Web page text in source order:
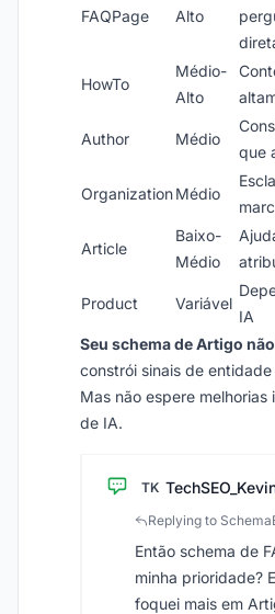
FAQPage Alto
HowTo
Médio-
Alto
Author Médio
que
OrganizationMédio
Article
Baixo-
Médio
Product Variável
IA
Seu schema de Artigo
constrói sinais de
Mas não espere
de IA.
TK
Replying to
Então schema de
minha prioridade?
foquei mais em